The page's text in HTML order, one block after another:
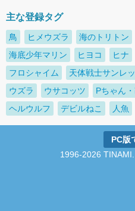
主な登録タグ
鳥 ヒメウズラ 海のトリトン
海底少年マリン
ヒヨコ ヒナ
フロシャイム
天体戦士サンレ
ウズラ
ウサコッツ Pちゃん
ヘルウルフ
デビルねこ 人魚
PC版
1996-2026